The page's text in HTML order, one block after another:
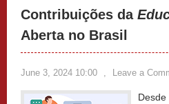
Contribuições da
Aberta no Brasil
June 3, 2024 10:00 , Leave a